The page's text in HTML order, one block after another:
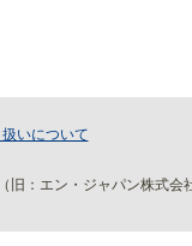
いについて
旧：エン・ジャパン株式会